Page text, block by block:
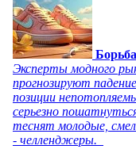
Эксперты модного
прогнозируют
позиции
серьезно
теснят молодые,
- челленджеры.